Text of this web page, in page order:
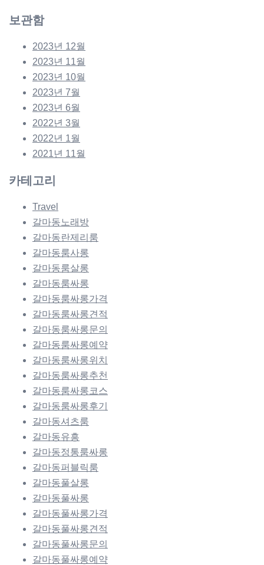
보관함
2023년 12월
2023년 11월
2023년 10월
2023년 7월
2023년 6월
2022년 3월
2022년 1월
2021년 11월
카테고리
Travel
갈마동노래방
갈마동란제리룸
갈마동룸사롱
갈마동룸살롱
갈마동룸싸롱
갈마동룸싸롱가격
갈마동룸싸롱견적
갈마동룸싸롱문의
갈마동룸싸롱예약
갈마동룸싸롱위치
갈마동룸싸롱추천
갈마동룸싸롱코스
갈마동룸싸롱후기
갈마동셔츠룸
갈마동유흥
갈마동정통룸싸롱
갈마동퍼블릭룸
갈마동풀살롱
갈마동풀싸롱
갈마동풀싸롱가격
갈마동풀싸롱견적
갈마동풀싸롱문의
갈마동풀싸롱예약